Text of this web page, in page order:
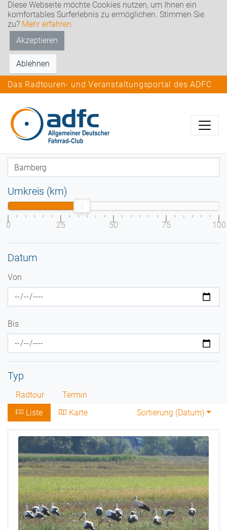
Diese Webseite möchte Cookies nutzen, um Ihnen ein
komfortables Surferlebnis zu ermöglichen. Stimmen Sie
zu? Mehr erfahren
Akzeptieren
Ablehnen
Das Radtouren- und Veranstaltungsportal des ADFC
Umkreis (km)
0 25 50 75 100
Datum
Von
Bis
Typ
Radtour
Termin
Liste
Karte Sortierung (Datum)